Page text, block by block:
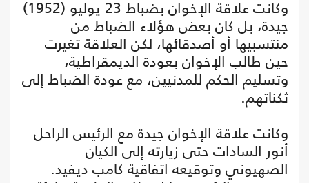
وكانت علاقة الإخوان بضباط 23 يوليو (1952)
جيدة، بل كان بعض هؤلاء الضباط من
منتسبيها أو أصدقائها، لكن العلاقة تغيرت
حين طالب الإخوان بعودة الديمقراطية،
وتسليم الحكم للمدنيين، مع عودة الضباط إلى
ثكناتهم.
وكانت علاقة الإخوان جيدة مع الرئيس الراحل
أنور السادات حتى زيارته إلى الكيان
الصهيوني وتوقيعه اتفاقية كامب ديفيد.